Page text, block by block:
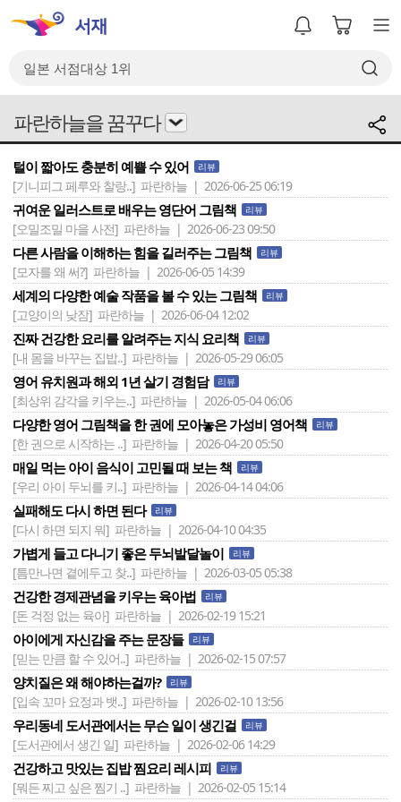
파란하늘을 꿈꾸다
털이 짧아도 충분히 예쁠 수 있어 리뷰
[기니피그 페루와 찰랑..] 파란하늘 | 2026-06-25 06:19
귀여운 일러스트로 배우는 영단어 그림책 리뷰
[오밀조밀 마을 사전] 파란하늘 | 2026-06-23 09:50
다른 사람을 이해하는 힘을 길러주는 그림책 리뷰
[모자를 왜 써?] 파란하늘 | 2026-06-05 14:39
세계의 다양한 예술 작품을 볼 수 있는 그림책 리뷰
[고양이의 낮잠] 파란하늘 | 2026-06-04 12:02
진짜 건강한 요리를 알려주는 지식 요리책 리뷰
[내 몸을 바꾸는 집밥..] 파란하늘 | 2026-05-29 06:05
영어 유치원과 해외 1년 살기 경험담 리뷰
[최상위 감각을 키우는..] 파란하늘 | 2026-05-04 06:06
다양한 영어 그림책을 한 권에 모아놓은 가성비 영어책 리뷰
[한 권으로 시작하는 ..] 파란하늘 | 2026-04-20 05:50
매일 먹는 아이 음식이 고민될 때 보는 책 리뷰
[우리 아이 두뇌를 키..] 파란하늘 | 2026-04-14 04:06
실패해도 다시 하면 된다 리뷰
[다시 하면 되지 뭐] 파란하늘 | 2026-04-10 04:35
가볍게 들고 다니기 좋은 두뇌발달놀이 리뷰
[틈만나면 곁에두고 찾..] 파란하늘 | 2026-03-05 05:38
건강한 경제관념을 키우는 육아법 리뷰
[돈 걱정 없는 육아] 파란하늘 | 2026-02-19 15:21
아이에게 자신감을 주는 문장들 리뷰
[믿는 만큼 할 수 있어..] 파란하늘 | 2026-02-15 07:57
양치질은 왜 해야하는걸까? 리뷰
[입속 꼬마 요정과 뱃..] 파란하늘 | 2026-02-10 13:56
우리동네 도서관에서는 무슨 일이 생긴걸 리뷰
[도서관에서 생긴 일] 파란하늘 | 2026-02-06 14:29
건강하고 맛있는 집밥 찜요리 레시피 리뷰
[뭐든 찌고 싶은 찜기 ..] 파란하늘 | 2026-02-05 15:14